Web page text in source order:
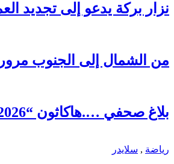
نزار بركة يدعو إلى تجديد
من الشمال إلى الجنوب مرورا
بلاغ صحفي ….هاكاثون “Coop Tech 2026”: منصة رقمية رائدة لتعزيز الذكاء الجماعي وتحقيق التنمية المحلية بمديونة
رياضة , سلايدر